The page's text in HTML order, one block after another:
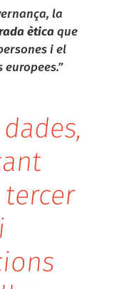
la
èticaque
i el